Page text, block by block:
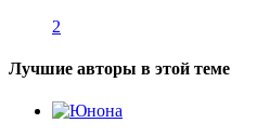
2
Лучшие авторы в этой теме